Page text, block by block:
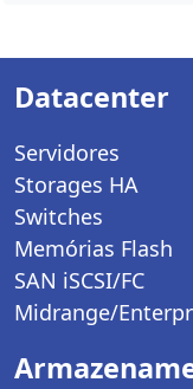
Datacenter
Servidores
Storages HA
Switches
Memórias Flash
SAN iSCSI/FC
Midrange/